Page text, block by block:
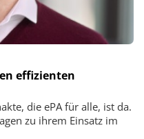
effizienten
die ePA für alle, ist da.
zu ihrem Einsatz im